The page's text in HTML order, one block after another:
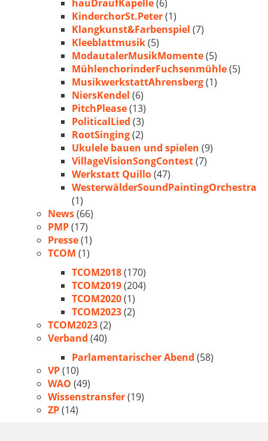
hauDraufKapelle(6)
KinderchorSt.Peter(1)
Klangkunst&Farbenspiel (7)
Kleeblattmusik(5)
ModautalerMusikMomente(5)
MühlenchorinderFuchsenmühle(5)
MusikwerkstattAhrensberg(1)
NiersKendel (6)
PitchPlease(13)
PoliticalLied (3)
RootSinging(2)
Ukulele bauen und spielen (9)
VillageVisionSongContest(7)
Werkstatt Quillo(47)
WesterwälderSoundPaintingOrchestra
(1)
News(66)
PMP(17)
Presse(1)
TCOM (1)
TCOM2018(170)
TCOM2019(204)
TCOM2020(1)
TCOM2023(2)
TCOM2023(2)
Verband (40)
Parlamentarischer Abend (58)
VP(10)
WAO (49)
Wissenstransfer(19)
ZP(14)